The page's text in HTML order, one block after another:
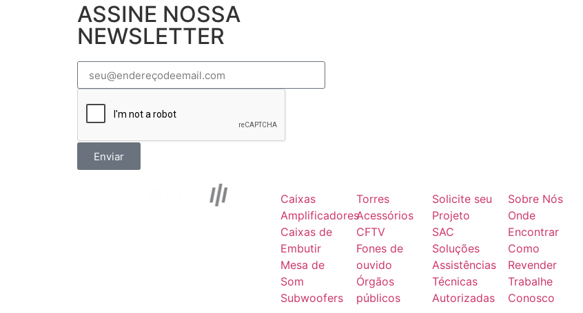
ASSINE NOSSA
NEWSLETTER
Enviar
Caixas
Amplificadores
Caixas de
Embutir
Mesa de
Som
Subwoofers
Torres
Acessórios
CFTV
Fones de
ouvido
Órgãos
públicos
Solicite seu
Projeto
SAC
Soluções
Assistências
Técnicas
Autorizadas
Sobre Nós
Onde
Encontrar
Como
Revender
Trabalhe
Conosco